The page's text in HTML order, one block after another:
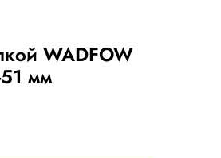
WADFOW
мм